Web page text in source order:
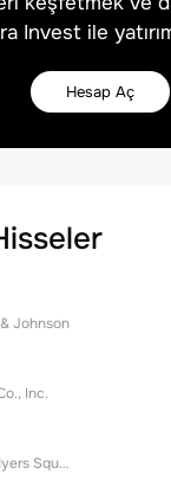
Invest ile
Hesap Aç
Johnson
Inc.
Bristol-Myers Squibb Co.